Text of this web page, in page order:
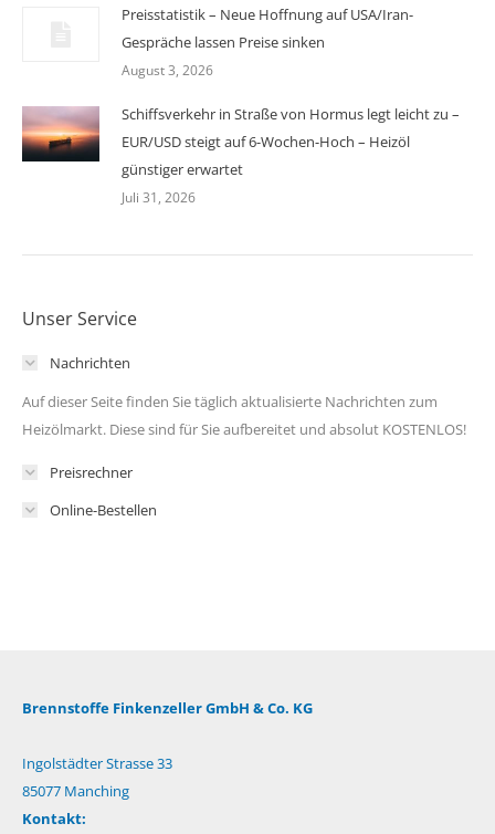
Preisstatistik – Neue Hoffnung auf USA/Iran-
Gespräche lassen Preise sinken
August 3, 2026
Schiffsverkehr in Straße von Hormus legt leicht zu –
EUR/USD steigt auf 6-Wochen-Hoch – Heizöl
günstiger erwartet
Juli 31, 2026
Unser Service
Nachrichten
Auf dieser Seite finden Sie täglich aktualisierte Nachrichten zum
Heizölmarkt. Diese sind für Sie aufbereitet und absolut KOSTENLOS!
Preisrechner
Online-Bestellen
Brennstoffe Finkenzeller GmbH & Co. KG
Ingolstädter Strasse 33
85077 Manching
Kontakt: